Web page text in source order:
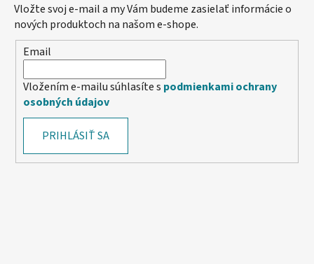
Vložte svoj e-mail a my Vám budeme zasielať informácie o
nových produktoch na našom e-shope.
Email
Vložením e-mailu súhlasíte s podmienkami ochrany
osobných údajov
PRIHLÁSIŤ SA